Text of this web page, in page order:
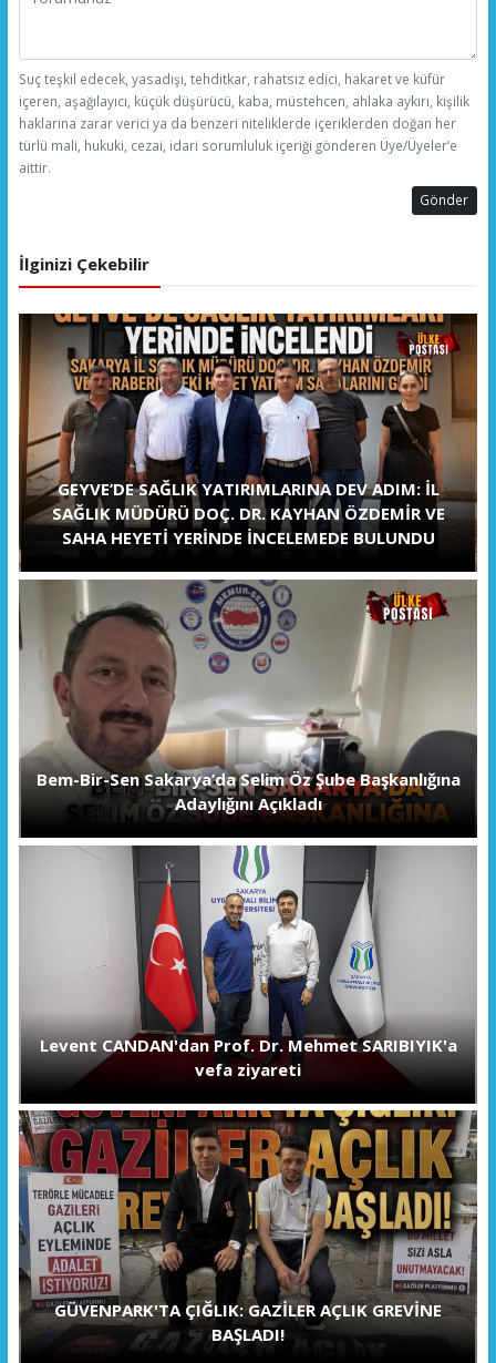
Suç teşkil edecek, yasadışı, tehditkar, rahatsız edici, hakaret ve küfür
içeren, aşağılayıcı, küçük düşürücü, kaba, müstehcen, ahlaka aykırı, kişilik
haklarına zarar verici ya da benzeri niteliklerde içeriklerden doğan her
türlü mali, hukuki, cezai, idari sorumluluk içeriği gönderen Üye/Üyeler’e
aittir.
Gönder
İlginizi Çekebilir
GEYVE’DE SAĞLIK YATIRIMLARINA DEV ADIM: İL
SAĞLIK MÜDÜRÜ DOÇ. DR. KAYHAN ÖZDEMİR VE
SAHA HEYETİ YERİNDE İNCELEMEDE BULUNDU
Bem-Bir-Sen Sakarya’da Selim Öz Şube Başkanlığına
Adaylığını Açıkladı
Levent CANDAN'dan Prof. Dr. Mehmet SARIBIYIK'a
vefa ziyareti
GÜVENPARK'TA ÇIĞLIK: GAZİLER AÇLIK GREVİNE
BAŞLADI!